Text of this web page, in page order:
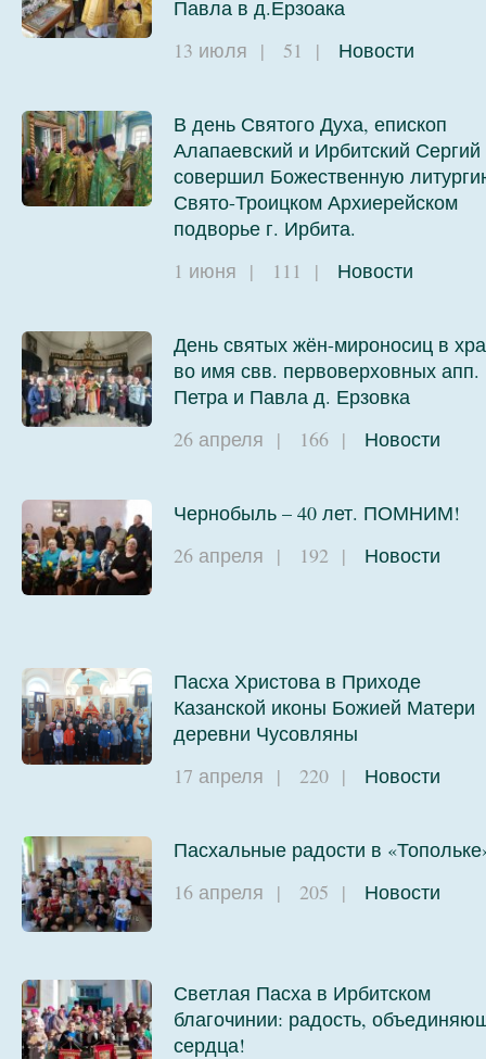
Павла в д.Ерзоака
13 июля | 51 | Новости
В день Святого Духа, епископ
Алапаевский и Ирбитский Сергий
совершил Божественную
Свято-Троицком Архиерейском
подворье г. Ирбита.
1 июня | 111 | Новости
День святых жён-мироносиц в
во имя свв. первоверховных апп.
Петра и Павла д. Ерзовка
26 апреля | 166 | Новости
Чернобыль – 40 лет. ПОМНИМ!
26 апреля | 192 | Новости
Пасха Христова в Приходе
Казанской иконы Божией Матери
деревни Чусовляны
17 апреля | 220 | Новости
Пасхальные радости в
16 апреля | 205 | Новости
Светлая Пасха в Ирбитском
благочинии: радость,
сердца!